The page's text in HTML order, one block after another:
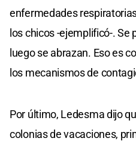
enfermedades
los chicos -ejemplificó-. Se
luego se abrazan. Eso es
los mecanismos de
Por último, Ledesma dijo
colonias de vacaciones,